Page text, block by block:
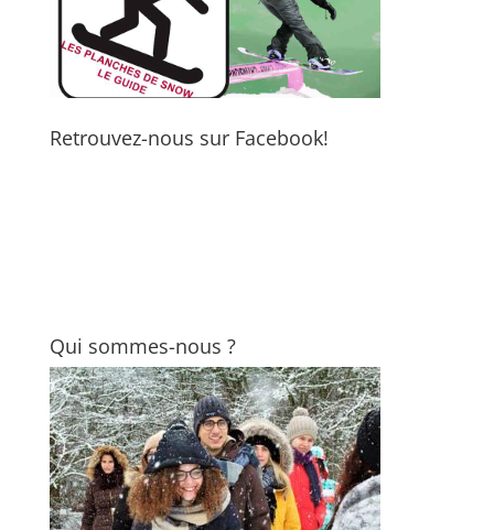
Retrouvez-nous sur Facebook!
Qui sommes-nous ?